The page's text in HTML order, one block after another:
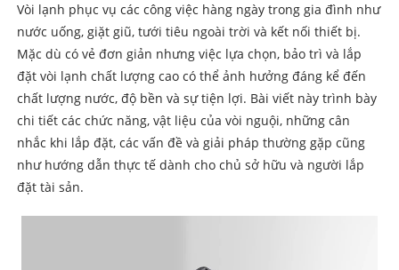
Vòi lạnh phục vụ các công việc hàng ngày trong gia đình như
nước uống, giặt giũ, tưới tiêu ngoài trời và kết nối thiết bị.
Mặc dù có vẻ đơn giản nhưng việc lựa chọn, bảo trì và lắp
đặt vòi lạnh chất lượng cao có thể ảnh hưởng đáng kể đến
chất lượng nước, độ bền và sự tiện lợi. Bài viết này trình bày
chi tiết các chức năng, vật liệu của vòi nguội, những cân
nhắc khi lắp đặt, các vấn đề và giải pháp thường gặp cũng
như hướng dẫn thực tế dành cho chủ sở hữu và người lắp
đặt tài sản.